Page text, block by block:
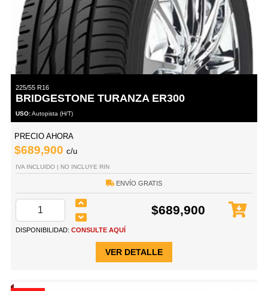
225/55 R16
BRIDGESTONE TURANZA ER300
USO:Autopista (H/T)
PRECIO AHORA
$689,900 c/u
IVA INCLUIDO | NO INCLUYE RIN
ENVÍO GRATIS
$689,900
DISPONIBILIDAD: CONSULTE AQUÍ
VER DETALLE